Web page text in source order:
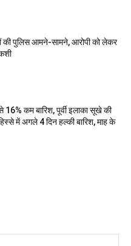
की पुलिस आमने-सामने, आरोपी को लेकर
16% कम बारिश, पूर्वी इलाका सूखे की
में अगले 4 दिन हल्की बारिश, माह के